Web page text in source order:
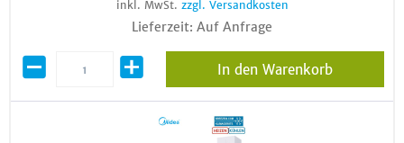
inkl. MwSt. zzgl. Versandkosten
Lieferzeit: Auf Anfrage
In den Warenkorb